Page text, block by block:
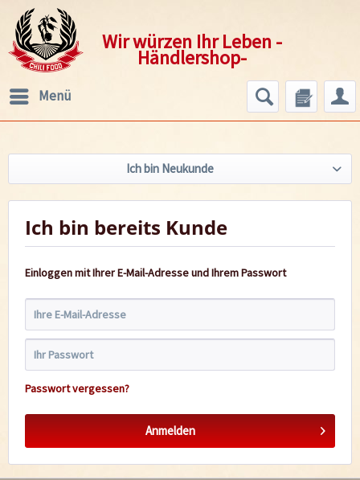
Wir würzen Ihr Leben -
Händlershop-
Menü
Ich bin Neukunde
Ich bin bereits Kunde
Einloggen mit Ihrer E-Mail-Adresse und Ihrem Passwort
Passwort vergessen?
Anmelden